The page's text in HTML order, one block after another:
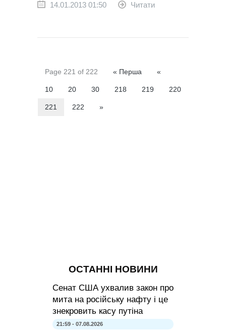
14.01.2013 01:50 Читати
Page 221 of 222 « Перша «
10 20 30 218 219 220
221 222 »
ОСТАННІ НОВИНИ
Сенат США ухвалив закон про
мита на російську нафту і це
знекровить касу путіна
21:59 - 07.08.2026